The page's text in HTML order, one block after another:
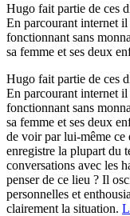
Hugo fait partie de ces
En parcourant internet
fonctionnant sans
sa femme et ses deux
Hugo fait partie de ces
En parcourant internet
fonctionnant sans
sa femme et ses deux
de voir par lui-même ce
enregistre la plupart du
conversations avec les
penser de ce lieu ? Il
personnelles et
clairement la situation.